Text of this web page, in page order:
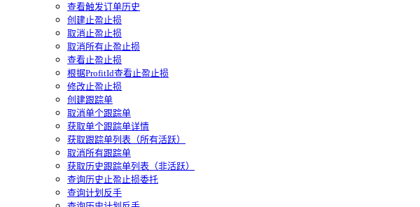
查看触发订单历史
创建止盈止损
取消止盈止损
取消所有止盈止损
查看止盈止损
根据ProfitId查看止盈止损
修改止盈止损
创建跟踪单
取消单个跟踪单
获取单个跟踪单详情
获取跟踪单列表（所有活跃）
取消所有跟踪单
获取历史跟踪单列表（非活跃）
查询历史止盈止损委托
查询计划反手